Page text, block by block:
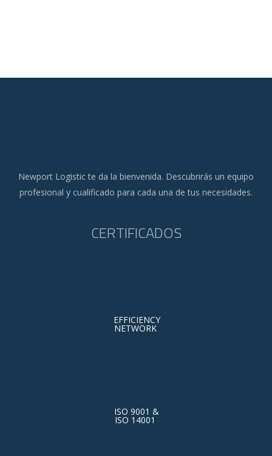
Newport Logistic te da la bienvenida. Descubrirás un equipo
profesional y cualificado para cada una de tus necesidades.
CERTIFICADOS
EFFICIENCY
NETWORK
ISO 9001 &
ISO 14001